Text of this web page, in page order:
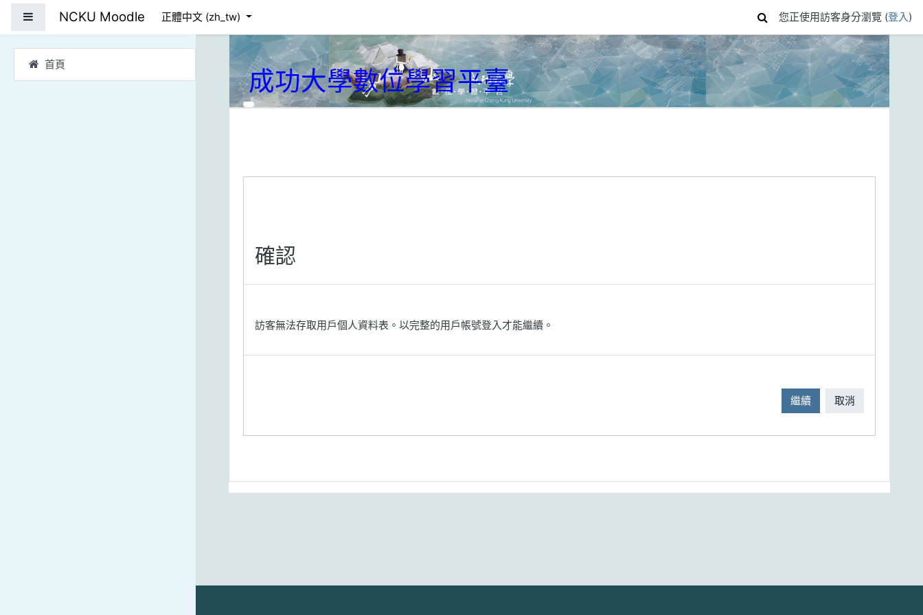
首頁
NCKU Moodle 正體中文 ‎(zh_tw)‎ 您正使用訪客身分瀏覽 (登入)
成功大學數位學習平臺
確認
訪客無法存取用戶個人資料表。以完整的用戶帳號登入才能繼續。
繼續 取消